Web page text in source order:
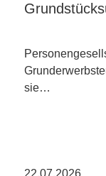
sie…
22.07.2026